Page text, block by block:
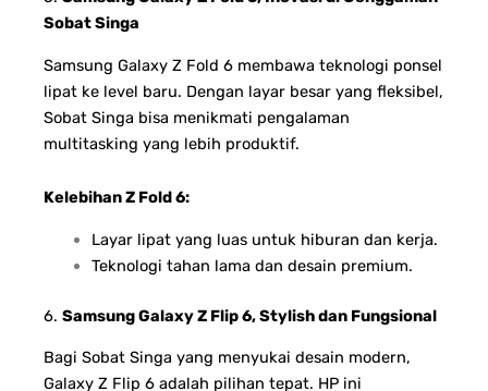
Sobat Singa
Samsung Galaxy Z Fold 6 membawa teknologi ponsel
lipat ke level baru. Dengan layar besar yang fleksibel,
Sobat Singa bisa menikmati pengalaman
multitasking yang lebih produktif.
Kelebihan Z Fold 6:
Layar lipat yang luas untuk hiburan dan kerja.
Teknologi tahan lama dan desain premium.
6. Samsung Galaxy Z Flip 6, Stylish dan Fungsional
Bagi Sobat Singa yang menyukai desain modern,
Galaxy Z Flip 6 adalah pilihan tepat. HP ini